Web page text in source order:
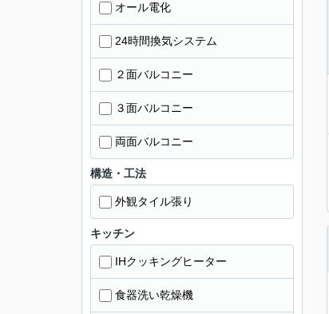
オール電化
24時間換気システム
２面バルコニー
３面バルコニー
両面バルコニー
構造・工法
外観タイル張り
キッチン
IHクッキングヒーター
食器洗い乾燥機